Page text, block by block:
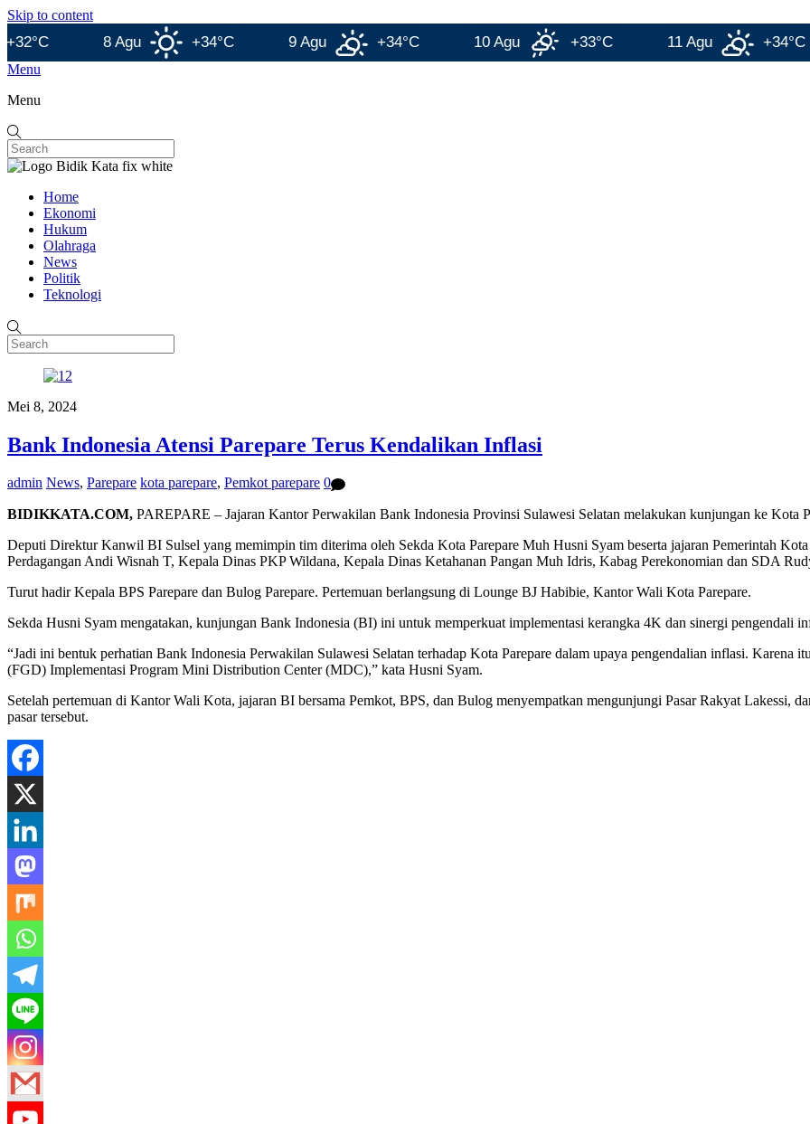
Skip to content
+34°C +34°C +33°C +34°C
Menu
Menu
Home
Ekonomi
Hukum
Olahraga
News
Politik
Teknologi
Mei 8, 2024
Bank Indonesia Atensi Parepare Terus Kendalikan Inflasi
admin News, Parepare kota parepare, Pemkot parepare 0
BIDIKKATA.COM, PAREPARE – Jajaran Kantor Perwakilan Bank Indonesia Provinsi Sulawesi Selatan melakukan kunjungan ke Kota
Deputi Direktur Kanwil BI Sulsel yang memimpin tim diterima oleh Sekda Kota Parepare Muh Husni Syam beserta jajaran Pemerintah
Perdagangan Andi Wisnah T, Kepala Dinas PKP Wildana, Kepala Dinas Ketahanan Pangan Muh Idris, Kabag Perekonomian dan SDA
Turut hadir Kepala BPS Parepare dan Bulog Parepare. Pertemuan berlangsung di Lounge BJ Habibie, Kantor Wali Kota Parepare.
Sekda Husni Syam mengatakan, kunjungan Bank Indonesia (BI) ini untuk memperkuat implementasi kerangka 4K dan sinergi pengendali
“Jadi ini bentuk perhatian Bank Indonesia Perwakilan Sulawesi Selatan terhadap Kota Parepare dalam upaya pengendalian inflasi. Karena
(FGD) Implementasi Program Mini Distribution Center (MDC),” kata Husni Syam.
Setelah pertemuan di Kantor Wali Kota, jajaran BI bersama Pemkot, BPS, dan Bulog menyempatkan mengunjungi Pasar Rakyat Lakessi,
pasar tersebut.